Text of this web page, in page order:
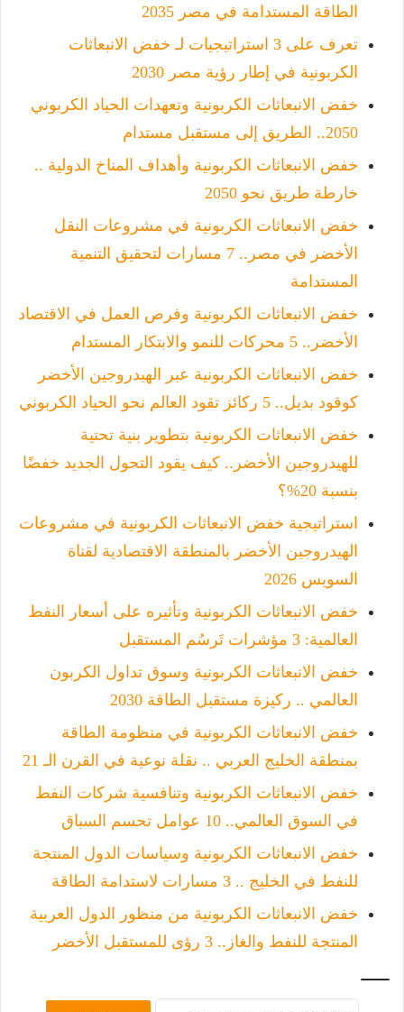
الطاقة المستدامة في مصر 2035
تعرف على 3 استراتيجيات لـ خفض الانبعاثات
الكربونية في إطار رؤية مصر 2030
خفض الانبعاثات الكربونية وتعهدات الحياد الكربوني
2050.. الطريق إلى مستقبل مستدام
خفض الانبعاثات الكربونية وأهداف المناخ الدولية ..
خارطة طريق نحو 2050
خفض الانبعاثات الكربونية في مشروعات النقل
الأخضر في مصر.. 7 مسارات لتحقيق التنمية
المستدامة
خفض الانبعاثات الكربونية وفرص العمل في الاقتصاد
الأخضر.. 5 محركات للنمو والابتكار المستدام
خفض الانبعاثات الكربونية عبر الهيدروجين الأخضر
كوقود بديل.. 5 ركائز تقود العالم نحو الحياد الكربوني
خفض الانبعاثات الكربونية بتطوير بنية تحتية
للهيدروجين الأخضر.. كيف يقود التحول الجديد خفضًا
بنسبة 20%؟
استراتيجية خفض الانبعاثات الكربونية في مشروعات
الهيدروجين الأخضر بالمنطقة الاقتصادية لقناة
السويس 2026
خفض الانبعاثات الكربونية وتأثيره على أسعار النفط
العالمية: 3 مؤشرات تَرسُم المستقبل
خفض الانبعاثات الكربونية وسوق تداول الكربون
العالمي .. ركيزة مستقبل الطاقة 2030
خفض الانبعاثات الكربونية في منظومة الطاقة
بمنطقة الخليج العربي .. نقلة نوعية في القرن الـ 21
خفض الانبعاثات الكربونية وتنافسية شركات النفط
في السوق العالمي.. 10 عوامل تحسم السباق
خفض الانبعاثات الكربونية وسياسات الدول المنتجة
للنفط في الخليج .. 3 مسارات لاستدامة الطاقة
خفض الانبعاثات الكربونية من منظور الدول العربية
المنتجة للنفط والغاز.. 3 رؤى للمستقبل الأخضر